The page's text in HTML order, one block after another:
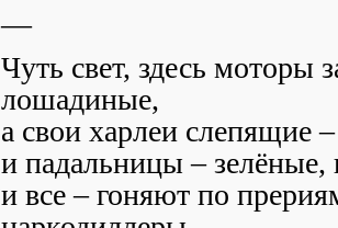
—
Чуть свет, здесь моторы
лошадиные,
а свои харлеи слепящие
и падальницы – зелёные,
и все – гоняют по